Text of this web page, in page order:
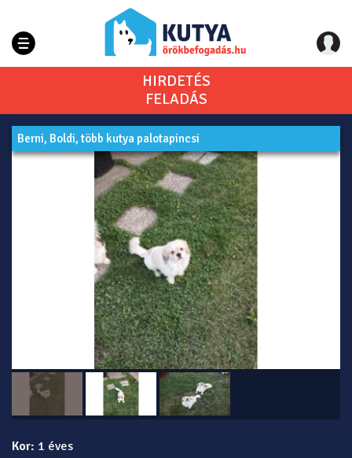
HIRDETÉS
FELADÁS
Berni, Boldi, több kutya palotapincsi
Kor: 1 éves